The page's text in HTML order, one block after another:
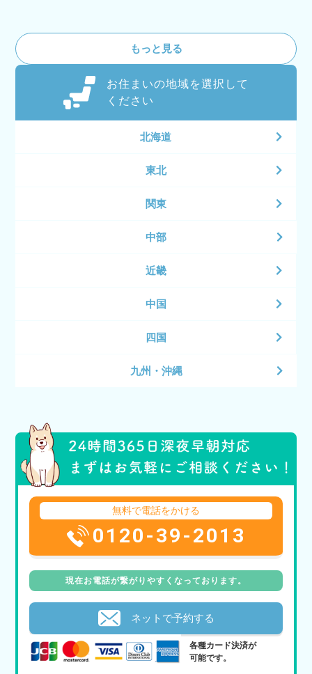
もっと見る
お住まいの地域を選択して
ください
北海道
東北
関東
中部
近畿
中国
四国
九州・沖縄
無料で電話をかける
0120-39-2013
現在お電話が繋がりやすくなっております。
ネットで予約する
各種カード決済が
可能です。